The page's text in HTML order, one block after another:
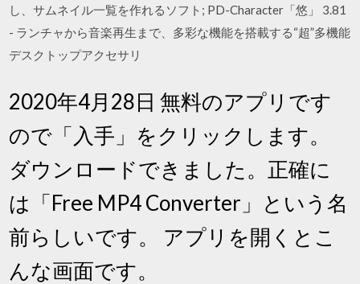
し、サムネイル一覧を作れるソフト; PD-Character「悠」 3.81
- ランチャから音楽再生まで、多彩な機能を搭載する“超”多機能
デスクトップアクセサリ
2020年4月28日 無料のアプリです
ので「入手」をクリックします。
ダウンロードできました。正確に
は「Free MP4 Converter」という名
前らしいです。 アプリを開くとこ
んな画面です。